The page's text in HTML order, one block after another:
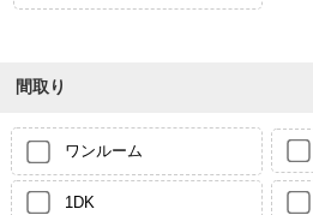
間取り
ワンルーム
1DK